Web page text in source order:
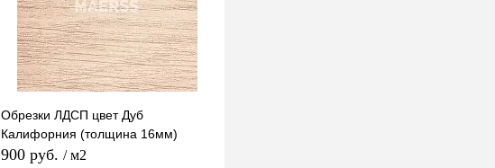
Обрезки ЛДСП цвет Дуб
Калифорния (толщина 16мм)
900 руб. / м2